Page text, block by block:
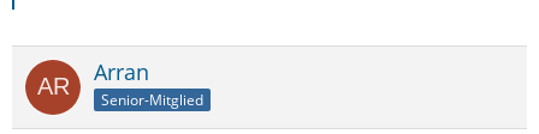
Arran
Senior-Mitglied